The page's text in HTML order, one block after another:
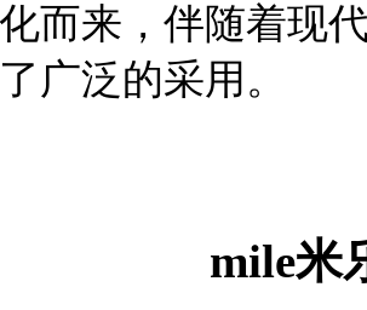
而来，伴随着现
广泛的采用。
mile米